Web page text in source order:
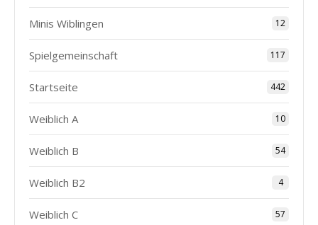
Minis Wiblingen 12
Spielgemeinschaft 117
Startseite 442
Weiblich A 10
Weiblich B 54
Weiblich B2 4
Weiblich C 57